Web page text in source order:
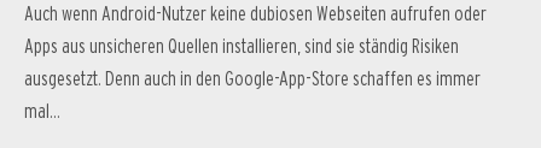
Auch wenn Android-Nutzer keine dubiosen Webseiten aufrufen oder
Apps aus unsicheren Quellen installieren, sind sie ständig Risiken
ausgesetzt. Denn auch in den Google-App-Store schaffen es immer
mal...